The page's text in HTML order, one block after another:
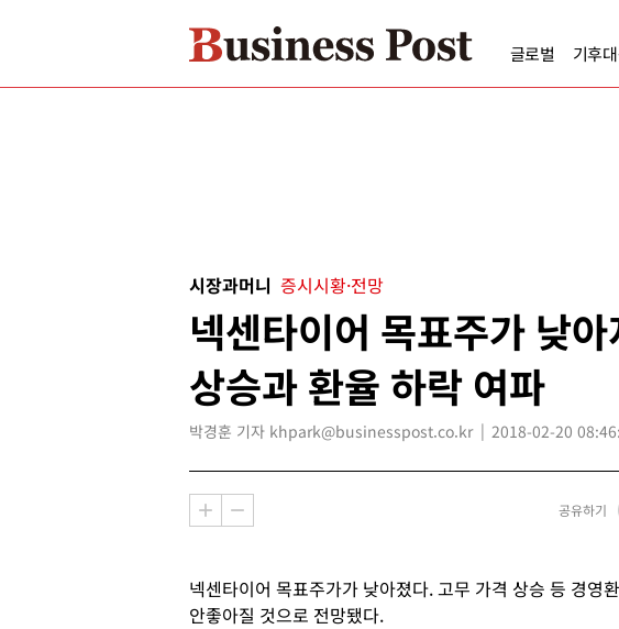
글로벌 기후
시장과머니 증시시황·전망
넥센타이어 목표주가 낮
상승과 환율 하락 여파
박경훈 기자 khpark@businesspost.co.kr 2018-02-20
공유하기
넥센타이어 목표주가가 낮아졌다. 고무 가격 상승 등 경영
안좋아질 것으로 전망됐다.